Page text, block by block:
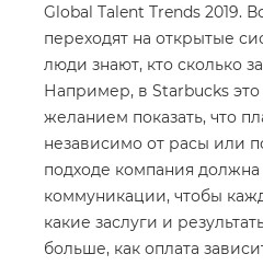
Global Talent Trends 2019.
переходят на открытые
люди знают, кто сколько
Например, в Starbucks
желанием показать, что
независимо от расы или
подходе компания должна
коммуникации, чтобы
какие заслуги и
больше, как оплата